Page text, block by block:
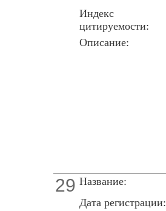
Индекс
цитируемости:
Описание:
29 Название:
Дата регистрации: